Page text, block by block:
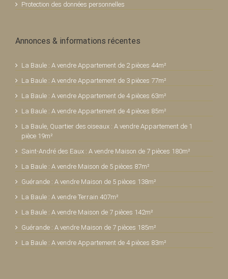
Protection des données personnelles
Annonces & informations récentes
La Baule : A vendre Appartement de 2 pièces 44m²
La Baule : A vendre Appartement de 3 pièces 77m²
La Baule : A vendre Appartement de 4 pièces 63m²
La Baule : A vendre Appartement de 4 pièces 85m²
La Baule, Quartier des oiseaux : A vendre Appartement de 1
pièce 19m²
Saint-André des Eaux : A vendre Maison de 7 pièces 180m²
La Baule : A vendre Maison de 5 pièces 87m²
Guérande : A vendre Maison de 5 pièces 138m²
La Baule : A vendre Terrain 407m²
La Baule : A vendre Maison de 7 pièces 142m²
Guérande : A vendre Maison de 7 pièces 185m²
La Baule : A vendre Appartement de 4 pièces 83m²